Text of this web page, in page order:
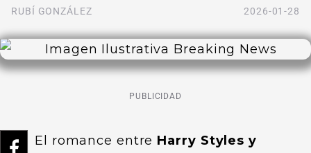
RUBÍ GONZÁLEZ 2026-01-28
PUBLICIDAD
El romance entre Harry Styles y